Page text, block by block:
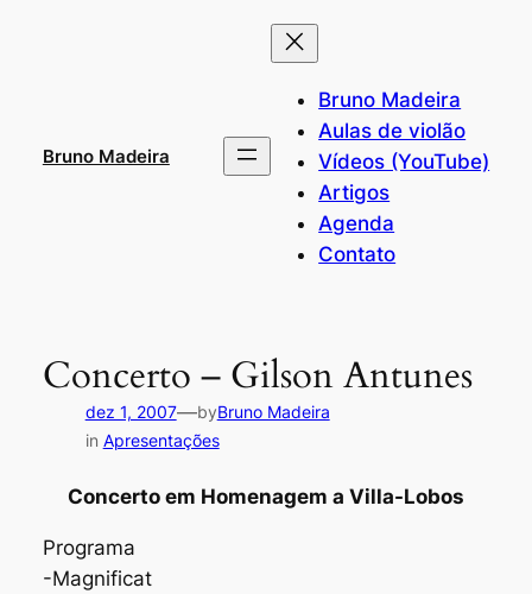
Bruno Madeira
Bruno Madeira
Aulas de violão
Vídeos (YouTube)
Artigos
Agenda
Contato
Concerto – Gilson Antunes
dez 1, 2007—byBruno Madeira
in Apresentações
Concerto em Homenagem a Villa-Lobos
Programa
-Magnificat